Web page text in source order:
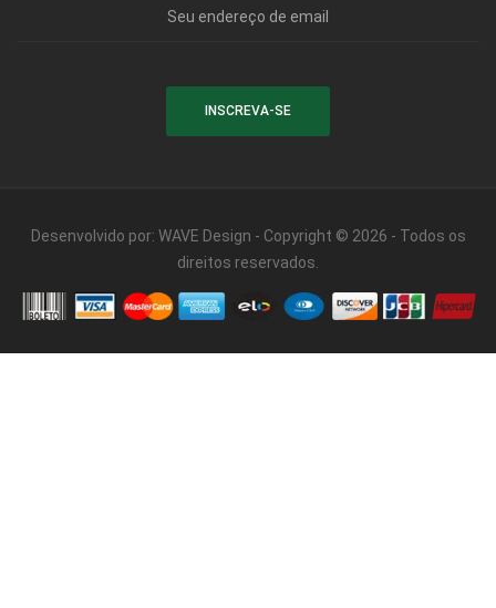
Desenvolvido por: WAVE Design - Copyright © 2026 - Todos os
direitos reservados.